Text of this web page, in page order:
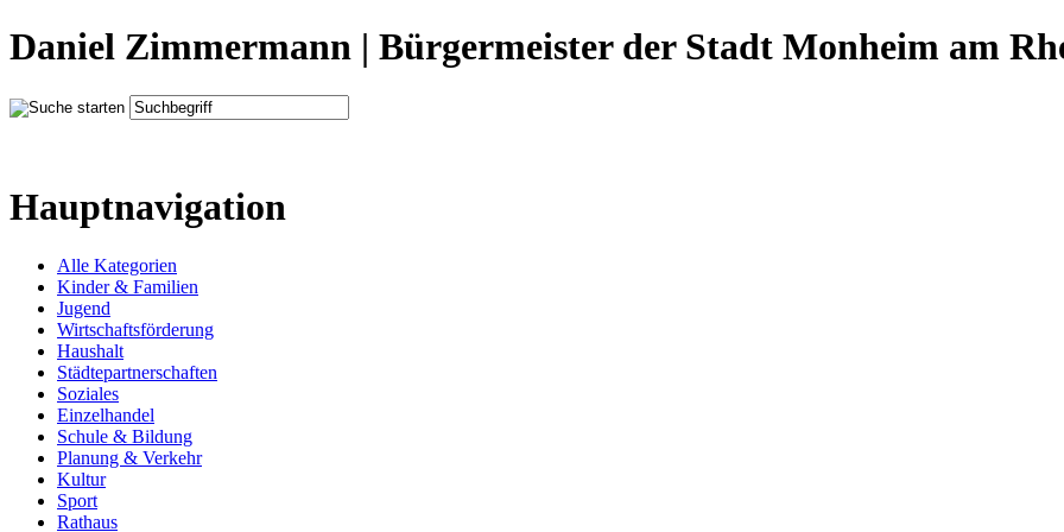
Daniel Zimmermann | Bürgermeister der Stadt Monheim am
Hauptnavigation
Alle Kategorien
Kinder & Familien
Jugend
Wirtschaftsförderung
Haushalt
Städtepartnerschaften
Soziales
Einzelhandel
Schule & Bildung
Planung & Verkehr
Kultur
Sport
Rathaus